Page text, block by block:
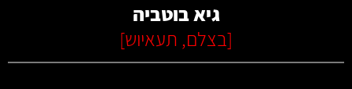
גיא בוטביה
[בצלם, תעאיוש]